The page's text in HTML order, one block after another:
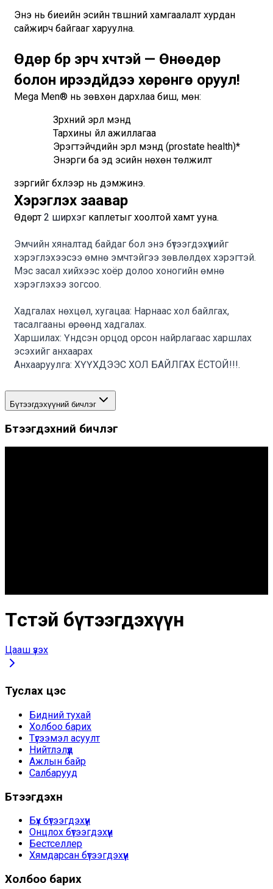
Энэ нь биеийн эсийн түвшний хамгаалалт хурдан
сайжирч байгааг харуулна.
Өдөр бүр эрч хүчтэй — Өнөөдөр
болон ирээдүйдээ хөрөнгө оруул!
Mega Men® нь зөвхөн дархлаа биш, мөн:
Зүрхний эрүүл мэнд
Тархины үйл ажиллагаа
Эрэгтэйчүүдийн эрүүл мэнд (prostate health)*
Энэрги ба эд эсийн нөхөн төлжилт
зэргийг бүхлээр нь дэмжинэ.
Хэрэглэх заавар
Өдөрт 2 ширхэг каплетыг хоолтой хамт ууна.
Эмчийн хяналтад байдаг бол энэ бүтээгдэхүүнийг
хэрэглэхээсээ өмнө эмчтэйгээ зөвлөлдөх хэрэгтэй.
Мэс засал хийхээс хоёр долоо хоногийн өмнө
хэрэглэхээ зогсоо.
Хадгалах нөхцөл, хугацаа: Нарнаас хол байлгах,
тасалгааны өрөөнд хадгалах.
Харшилах: Үндсэн орцод орсон найрлагаас харшлах
эсэхийг анхаарах
Анхааруулга: ХҮҮХДЭЭС ХОЛ БАЙЛГАХ ЁСТОЙ!!!.
Бүтээгдэхүүний бичлэг
Бүтээгдэхүүний бичлэг
Төстэй бүтээгдэхүүн
Цааш үзэх
Туслах цэс
Бидний тухай
Холбоо барих
Түгээмэл асуулт
Нийтлэлүүд
Ажлын байр
Салбарууд
Бүтээгдэхүүн
Бүх бүтээгдэхүүн
Онцлох бүтээгдэхүүн
Бестселлер
Хямдарсан бүтээгдэхүүн
Холбоо барих